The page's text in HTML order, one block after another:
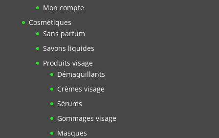
Mon compte
Cosmétiques
Sans parfum
Savons liquides
Produits visage
Démaquillants
Crèmes visage
Sérums
Gommages visage
Masques